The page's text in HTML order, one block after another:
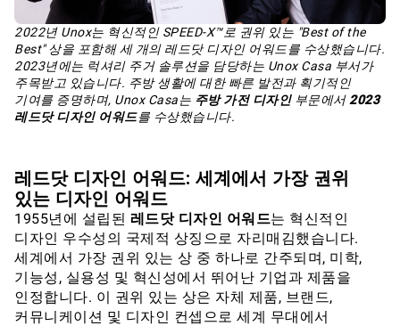
2022년 Unox는 혁신적인 SPEED-X™로 권위 있는 "Best of the
Best" 상을 포함해 세 개의 레드닷 디자인 어워드를 수상했습니다.
2023년에는 럭셔리 주거 솔루션을 담당하는 Unox Casa 부서가
주목받고 있습니다. 주방 생활에 대한 빠른 발전과 획기적인
기여를 증명하며, Unox Casa는 주방 가전 디자인부문에서 2023
레드닷 디자인 어워드를 수상했습니다.
레드닷 디자인 어워드: 세계에서 가장 권위
있는 디자인 어워드
1955년에 설립된 레드닷 디자인 어워드는 혁신적인
디자인 우수성의 국제적 상징으로 자리매김했습니다.
세계에서 가장 권위 있는 상 중 하나로 간주되며, 미학,
기능성, 실용성 및 혁신성에서 뛰어난 기업과 제품을
인정합니다. 이 권위 있는 상은 자체 제품, 브랜드,
커뮤니케이션 및 디자인 컨셉으로 세계 무대에서